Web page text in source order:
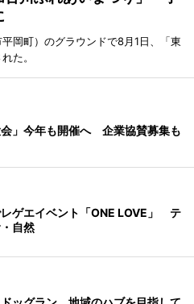
岡町）のグラウンドで8月1日、「東
た。
会」今年も開催へ 企業協賛募集も
ゲエイベント「ONE LOVE」 テ
自然